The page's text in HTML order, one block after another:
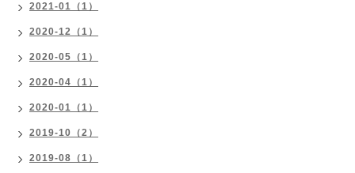
2021-01（1）
2020-12（1）
2020-05（1）
2020-04（1）
2020-01（1）
2019-10（2）
2019-08（1）